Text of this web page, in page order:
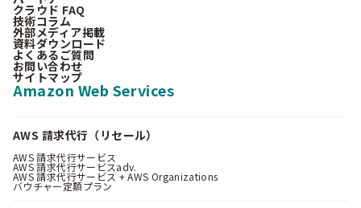
クラウド FAQ
技術コラム
外部メディア掲載
資料ダウンロード
よくあるご質問
お問い合わせ
サイトマップ
Amazon Web Services
AWS 請求代行（リセール）
AWS 請求代行サービス
AWS 請求代行サービスadv.
AWS 請求代行サービス + AWS Organizations
バウチャー定額プラン